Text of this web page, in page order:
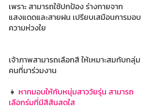
เพราะ สามารถใช้ปกป้อง ร่างกายจาก
แสงแดดและสายฝน เปรียบเสมือนการมอบ
ความห่วงใย
เจ้าภาพสามารถเลือกสี ให้เหมาะสมกับกลุ่ม
คนที่มาร่วมงาน
👧 หากมอบให้กับหนุ่มสาววัยรุ่น สามารถ
เลือกร่มที่มีสีสันสดใส